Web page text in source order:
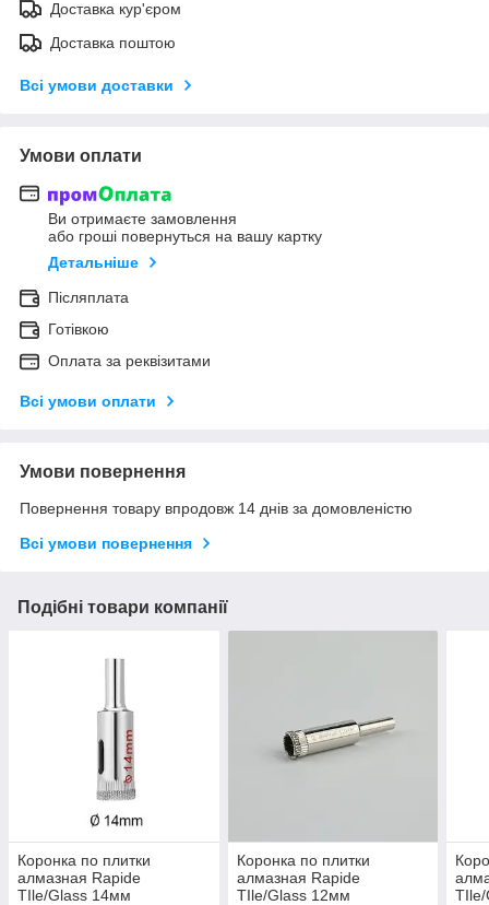
Доставка кур'єром
Доставка поштою
Всі умови доставки
Умови оплати
Ви отримаєте замовлення
або гроші повернуться на вашу картку
Детальніше
Післяплата
Готівкою
Оплата за реквізитами
Всі умови оплати
Умови повернення
Повернення товару впродовж 14 днів за домовленістю
Всі умови повернення
Подібні товари компанії
Коронка по плитки
алмазная Rapide
TIle/Glass 14мм
Коронка по плитки
алмазная Rapide
TIle/Glass 12мм